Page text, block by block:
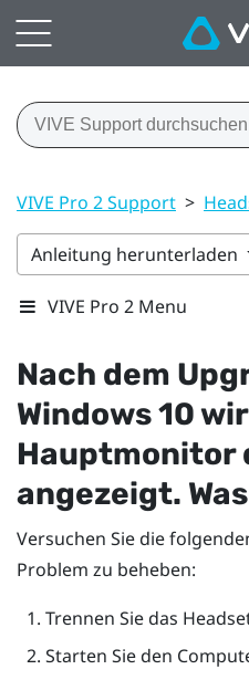
VIVE Pro 2 Support >
Anleitung herunterladen
VIVE Pro 2 Menu
Nach dem
Windows10
Hauptmonitor
angezeigt.
Versuchen Sie die
Problem zu beheben:
Trennen Sie das
Starten Sie den